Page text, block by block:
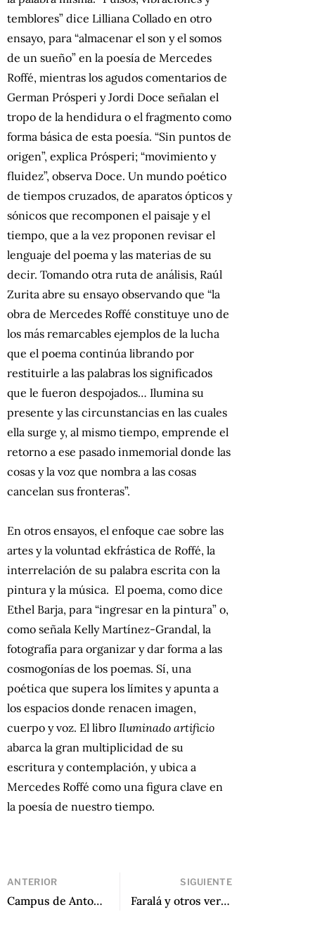
temblores” dice Lilliana Collado en otro
ensayo, para “almacenar el son y el somos
de un sueño” en la poesía de Mercedes
Roffé, mientras los agudos comentarios de
German Prósperi y Jordi Doce señalan el
tropo de la hendidura o el fragmento como
forma básica de esta poesía. “Sin puntos de
origen”, explica Prósperi; “movimiento y
fluidez”, observa Doce. Un mundo poético
de tiempos cruzados, de aparatos ópticos y
sónicos que recomponen el paisaje y el
tiempo, que a la vez proponen revisar el
lenguaje del poema y las materias de su
decir. Tomando otra ruta de análisis, Raúl
Zurita abre su ensayo observando que “la
obra de Mercedes Roffé constituye uno de
los más remarcables ejemplos de la lucha
que el poema continúa librando por
restituirle a las palabras los significados
que le fueron despojados… Ilumina su
presente y las circunstancias en las cuales
ella surge y, al mismo tiempo, emprende el
retorno a ese pasado inmemorial donde las
cosas y la voz que nombra a las cosas
cancelan sus fronteras”.
En otros ensayos, el enfoque cae sobre las
artes y la voluntad ekfrástica de Roffé, la
interrelación de su palabra escrita con la
pintura y la música. El poema, como dice
Ethel Barja, para “ingresar en la pintura” o,
como señala Kelly Martínez-Grandal, la
fotografía para organizar y dar forma a las
cosmogonías de los poemas. Sí, una
poética que supera los límites y apunta a
los espacios donde renacen imagen,
cuerpo y voz. El libro Iluminado artificio
abarca la gran multiplicidad de su
escritura y contemplación, y ubica a
Mercedes Roffé como una figura clave en
la poesía de nuestro tiempo.
ANTERIOR
Campus de Antonio Díaz Oliva
SIGUIENTE
Faralá y otros versos por José Manuel Aguilera